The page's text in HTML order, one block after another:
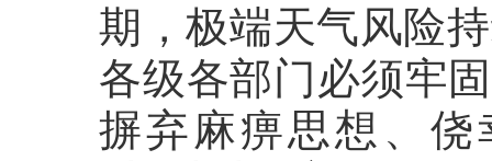
期，极端天气风险
各级各部门必须牢
摒弃麻痹思想、